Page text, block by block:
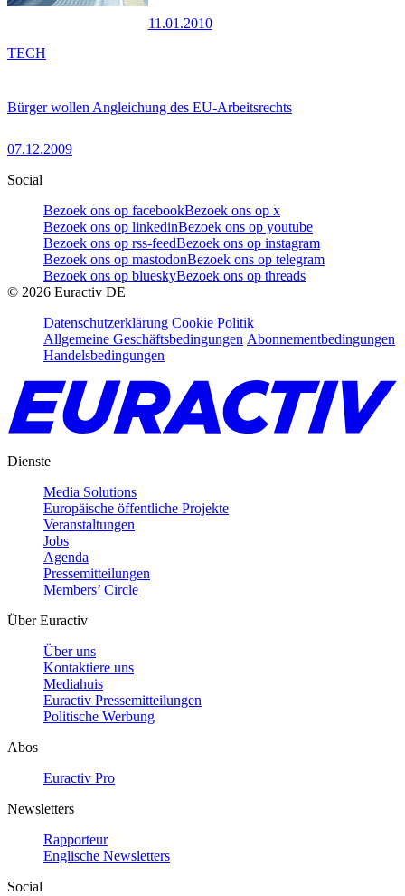
11.01.2010
Bürger wollen Angleichung des EU-Arbeitsrechts
07.12.2009
TECH
Social
Bezoek ons op facebookBezoek ons op x
Bezoek ons op linkedinBezoek ons op youtube
Bezoek ons op rss-feedBezoek ons op instagram
Bezoek ons op mastodonBezoek ons op telegram
Bezoek ons op blueskyBezoek ons op threads
© 2026 Euractiv DE
Datenschutzerklärung Cookie Politik
Allgemeine Geschäftsbedingungen Abonnementbedingungen
Handelsbedingungen
Dienste
Media Solutions
Europäische öffentliche Projekte
Veranstaltungen
Jobs
Agenda
Pressemitteilungen
Members’ Circle
Über Euractiv
Über uns
Kontaktiere uns
Mediahuis
Euractiv Pressemitteilungen
Politische Werbung
Abos
Euractiv Pro
Newsletters
Rapporteur
Englische Newsletters
Social